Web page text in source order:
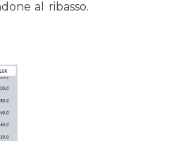
al ribasso.